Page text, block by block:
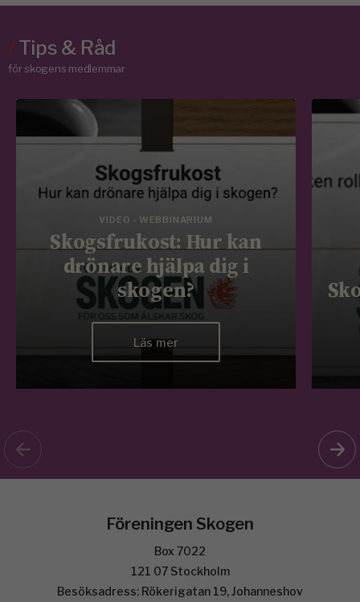
/Tips & Råd
för skogens medlemmar
VIDEO - WEBBINARIUM
Skogsfrukost: Hur kan
drönare hjälpa dig i
skogen?
Läs mer
Föreningen Skogen
Box 7022
121 07 Stockholm
Besöksadress: Rökerigatan 19, Johanneshov